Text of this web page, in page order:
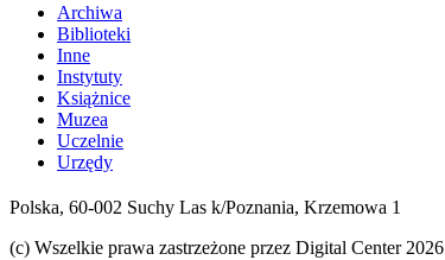
Archiwa
Biblioteki
Inne
Instytuty
Książnice
Muzea
Uczelnie
Urzędy
Polska, 60-002 Suchy Las k/Poznania, Krzemowa 1
(c) Wszelkie prawa zastrzeżone przez Digital Center 2026